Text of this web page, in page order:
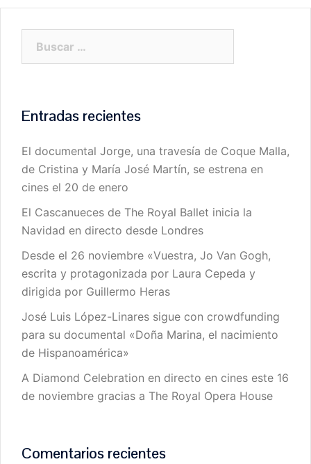
Entradas recientes
El documental Jorge, una travesía de Coque Malla,
de Cristina y María José Martín, se estrena en
cines el 20 de enero
El Cascanueces de The Royal Ballet inicia la
Navidad en directo desde Londres
Desde el 26 noviembre «Vuestra, Jo Van Gogh,
escrita y protagonizada por Laura Cepeda y
dirigida por Guillermo Heras
José Luis López-Linares sigue con crowdfunding
para su documental «Doña Marina, el nacimiento
de Hispanoamérica»
A Diamond Celebration en directo en cines este 16
de noviembre gracias a The Royal Opera House
Comentarios recientes